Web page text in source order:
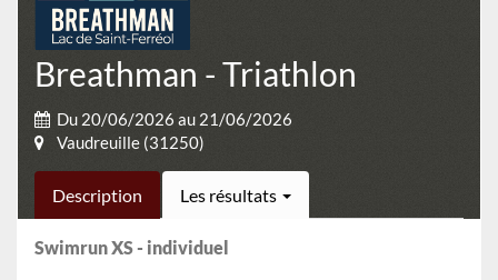
Breathman - Triathlon
Du 20/06/2026 au 21/06/2026
Vaudreuille (31250)
Description Les résultats
Swimrun XS - individuel